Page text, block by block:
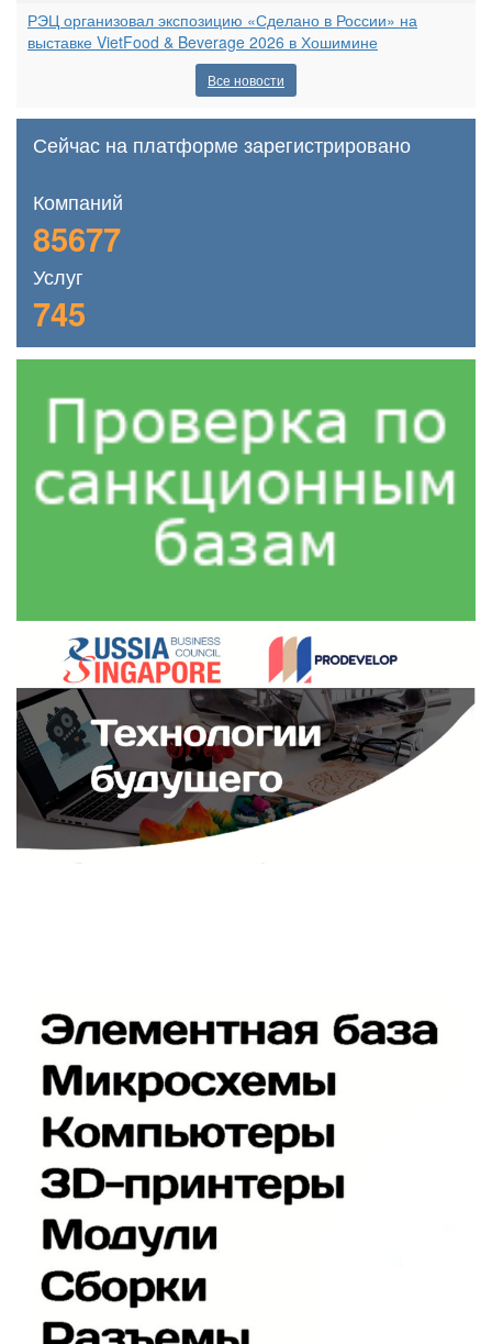
РЭЦ организовал экспозицию «Сделано в России» на
выставке VietFood & Beverage 2026 в Хошимине
Все новости
Сейчас на платформе зарегистрировано
Компаний
85677
Услуг
745